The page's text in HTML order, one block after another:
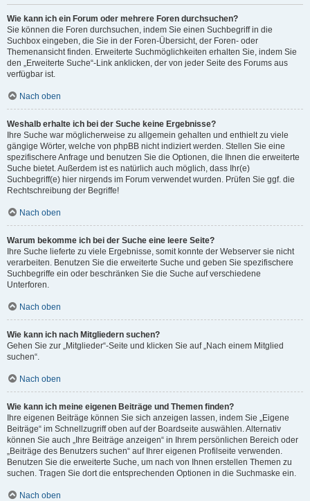
Wie kann ich ein Forum oder mehrere Foren durchsuchen?
Sie können die Foren durchsuchen, indem Sie einen Suchbegriff in die
Suchbox eingeben, die Sie in der Foren-Übersicht, der Foren- oder
Themenansicht finden. Erweiterte Suchmöglichkeiten erhalten Sie, indem Sie
den „Erweiterte Suche“-Link anklicken, der von jeder Seite des Forums aus
verfügbar ist.
Nach oben
Weshalb erhalte ich bei der Suche keine Ergebnisse?
Ihre Suche war möglicherweise zu allgemein gehalten und enthielt zu viele
gängige Wörter, welche von phpBB nicht indiziert werden. Stellen Sie eine
spezifischere Anfrage und benutzen Sie die Optionen, die Ihnen die erweiterte
Suche bietet. Außerdem ist es natürlich auch möglich, dass Ihr(e)
Suchbegriff(e) hier nirgends im Forum verwendet wurden. Prüfen Sie ggf. die
Rechtschreibung der Begriffe!
Nach oben
Warum bekomme ich bei der Suche eine leere Seite?
Ihre Suche lieferte zu viele Ergebnisse, somit konnte der Webserver sie nicht
verarbeiten. Benutzen Sie die erweiterte Suche und geben Sie spezifischere
Suchbegriffe ein oder beschränken Sie die Suche auf verschiedene
Unterforen.
Nach oben
Wie kann ich nach Mitgliedern suchen?
Gehen Sie zur „Mitglieder“-Seite und klicken Sie auf „Nach einem Mitglied
suchen“.
Nach oben
Wie kann ich meine eigenen Beiträge und Themen finden?
Ihre eigenen Beiträge können Sie sich anzeigen lassen, indem Sie „Eigene
Beiträge“ im Schnellzugriff oben auf der Boardseite auswählen. Alternativ
können Sie auch „Ihre Beiträge anzeigen“ in Ihrem persönlichen Bereich oder
„Beiträge des Benutzers suchen“ auf Ihrer eigenen Profilseite verwenden.
Benutzen Sie die erweiterte Suche, um nach von Ihnen erstellen Themen zu
suchen. Tragen Sie dort die entsprechenden Optionen in die Suchmaske ein.
Nach oben